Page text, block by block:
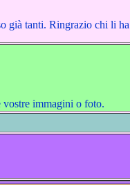
già tanti. Ringrazio chi li
vostre immagini o foto.